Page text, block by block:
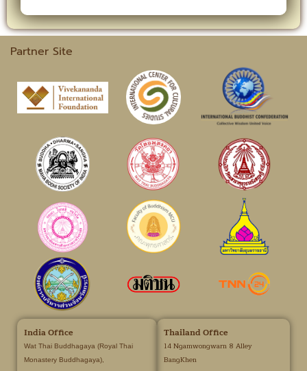
Partner Site
India Office
Wat Thai Buddhagaya (Royal Thai
Monastery Buddhagaya),
Thailand Office
14 Ngamwongwarn 8 Alley
BangKhen